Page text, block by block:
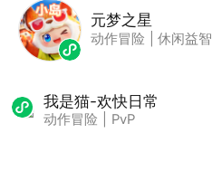
元梦之星
动作冒险 休闲益智
我是猫-欢快日常
动作冒险 PvP